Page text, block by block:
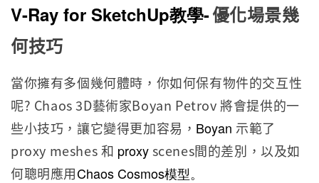
V-Ray for SketchUp教學-優化場景幾
何技巧
當你擁有多個幾何體時，你如何保有物件的交互性
呢? Chaos 3D藝術家Boyan Petrov 將會提供的一
些小技巧，讓它變得更加容易， Boyan 示範了
proxy meshes 和 proxyscenes間的差別，以及如
何聰明應用Chaos Cosmos模型。